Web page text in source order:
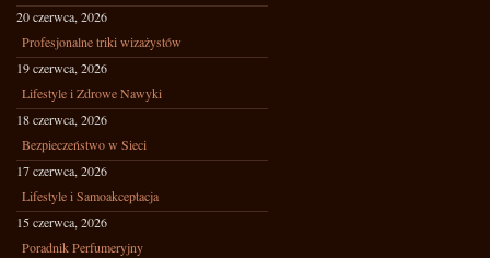
20 czerwca, 2026
Profesjonalne triki wizażystów
19 czerwca, 2026
Lifestyle i Zdrowe Nawyki
18 czerwca, 2026
Bezpieczeństwo w Sieci
17 czerwca, 2026
Lifestyle i Samoakceptacja
15 czerwca, 2026
Poradnik Perfumeryjny